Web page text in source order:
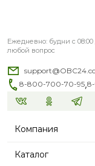
Ежедневно: будни с 08:00
любой вопрос
8-800-700-70-95,
Компания
Каталог